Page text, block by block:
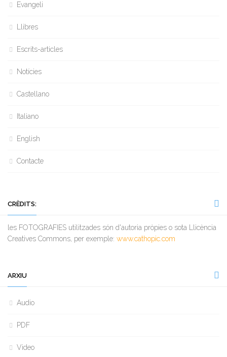
Evangeli
Llibres
Escrits-articles
Notícies
Castellano
Italiano
English
Contacte
CRÈDITS:
les FOTOGRAFIES utilitzades són d'autoria pròpies o sota Llicència
Creatives Commons, per exemple: www.cathopic.com
ARXIU
Audio
PDF
Video